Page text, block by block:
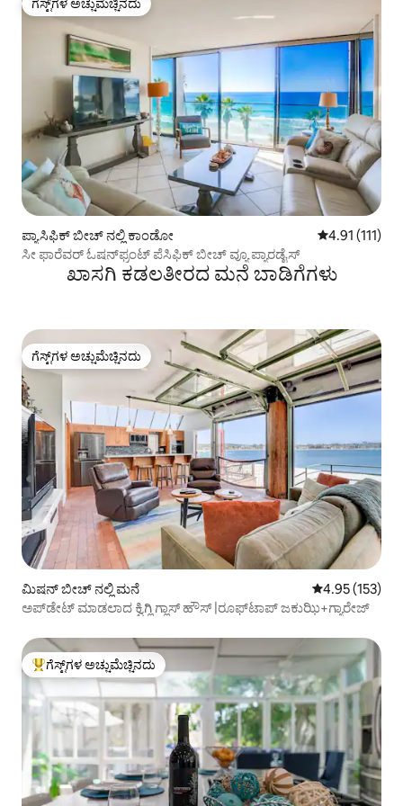
ಗೆಸ್ಟ್‌ಗಳ ಅಚ್ಚುಮೆಚ್ಚಿನದು
ಗೆಸ್ಟ್‌ಗಳ ಅಚ್ಚುಮೆಚ್ಚಿನದು
ಪ್ಯಾಸಿಫಿಕ್ ಬೀಚ್ ನಲ್ಲಿ ಕಾಂಡೋ 5 ರಲ್ಲಿ 4.91
4.91 (111)
ಸೀ ಫಾರೆವರ್ ಓಷನ್‌ಫ್ರಂಟ್ ಪೆಸಿಫಿಕ್ ಬೀಚ್ ವ್ಯೂ ಪ್ಯಾರಡೈಸ್
ಖಾಸಗಿ ಕಡಲತೀರದ ಮನೆ ಬಾಡಿಗೆಗಳು
ಗೆಸ್ಟ್‌ಗಳ ಅಚ್ಚುಮೆಚ್ಚಿನದು
ಗೆಸ್ಟ್‌ಗಳ ಅಚ್ಚುಮೆಚ್ಚಿನದು
ಮಿಷನ್ ಬೀಚ್ ನಲ್ಲಿ ಮನೆ 5 ರಲ್ಲಿ 4.95
4.95 (153)
ಅಪ್‌ಡೇಟ್ ಮಾಡಲಾದ ಕ್ವಿಗ್ಲಿ ಗ್ಲಾಸ್ ಹೌಸ್ |ರೂಫ್‌ಟಾಪ್ ಜಕುಝಿ+ಗ್ಯಾರೇಜ್
ಗೆಸ್ಟ್‌ಗಳಿಗೆ ಅತಿ ಹೆಚ್ಚು ಅಚ್ಚುಮೆಚ್ಚಿನದು
ಗೆಸ್ಟ್‌ಗಳ ಅಚ್ಚುಮೆಚ್ಚಿನದು